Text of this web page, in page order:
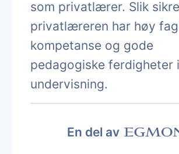
som privatlærer. Slik
privatlæreren har høy
kompetanse og gode
pedagogiske ferdigheter
undervisning.
En del av